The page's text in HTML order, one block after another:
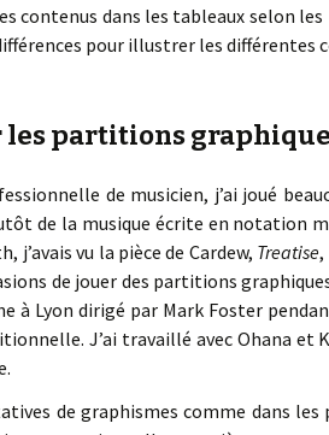
contenus dans les tableaux selon
pour illustrer les différentes
les partitions
de musicien, j’ai joué
de la musique écrite en notation
j’avais vu la pièce de Cardew, Treatise,
de jouer des partitions
à Lyon dirigé par Mark Foster
J’ai travaillé avec Ohana et
de graphismes comme dans